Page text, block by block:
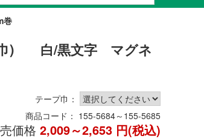
巻
巾) 白/黒文字 マグネ
テープ巾：
商品コード： 155-5684～155-5685
価格 2,009～2,653 円(税込)